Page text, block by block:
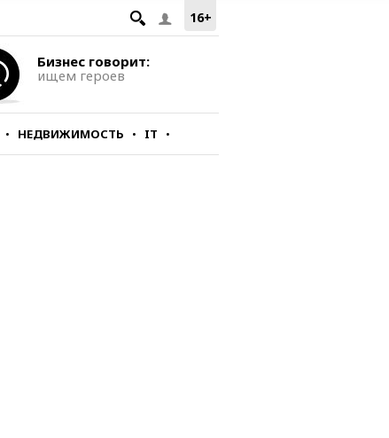
16+
Бизнес говорит:
ищем героев
НЕДВИЖИМОСТЬ IT